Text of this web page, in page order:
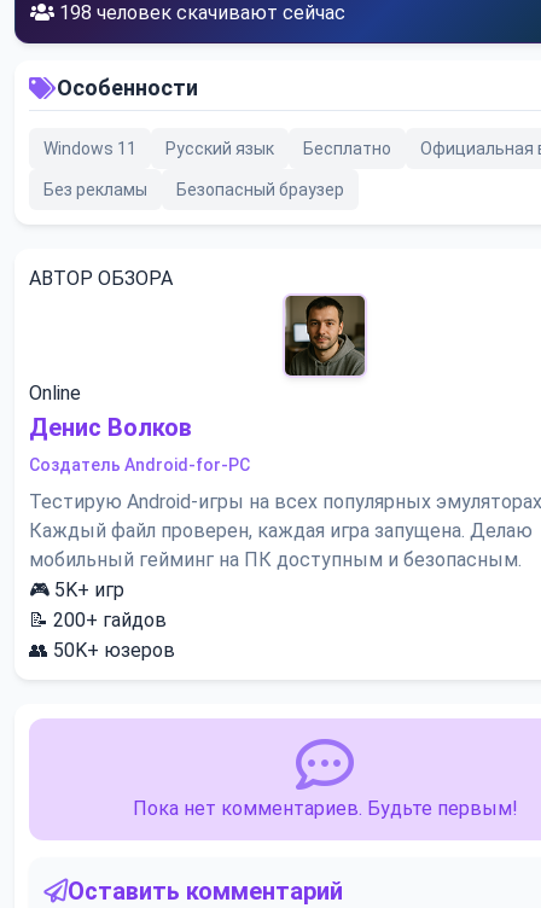
198 человек скачивают сейчас
Особенности
Windows 11 Русский язык Бесплатно Официальная
Без рекламы Безопасный браузер
АВТОР ОБЗОРА
Online
Денис Волков
Создатель Android-for-PC
Тестирую Android-игры на всех популярных
Каждый файл проверен, каждая игра запущена. Делаю
мобильный гейминг на ПК доступным и безопасным.
🎮 5K+ игр
📝 200+ гайдов
👥 50K+ юзеров
Пока нет комментариев. Будьте первым!
Оставить комментарий